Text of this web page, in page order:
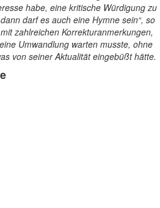
habe, eine kritische Würdigung zu
darf es auch eine Hymne sein“, so
zahlreichen Korrekturanmerkungen,
Umwandlung warten musste, ohne
von seiner Aktualität eingebüßt hätte.